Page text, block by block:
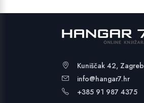
Kuniščak 42, Zagreb
info@hangar7.hr
+385 91 987 4375